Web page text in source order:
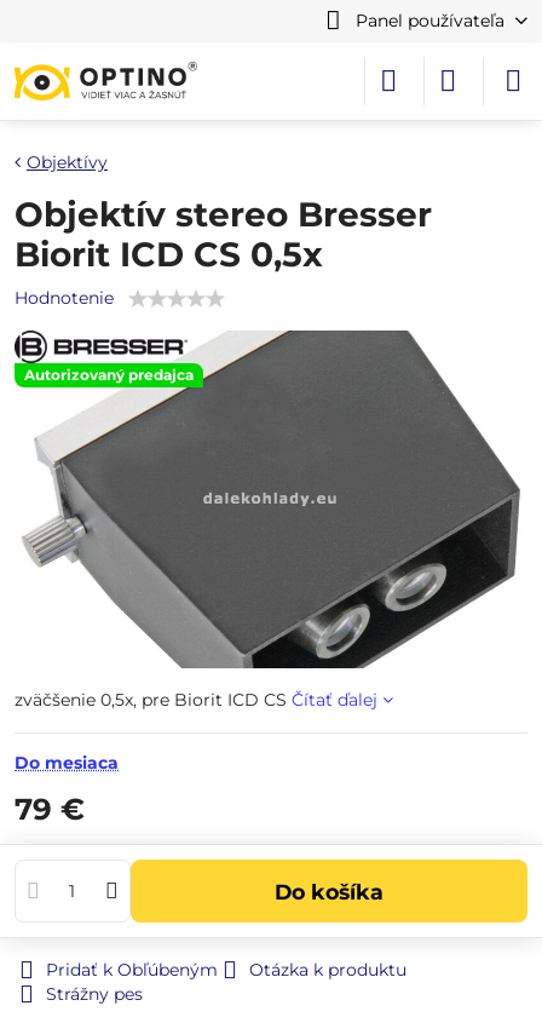
Panel používateľa
Autorizovaný predajca
Objektívy
Objektív stereo Bresser
Biorit ICD CS 0,5x
Hodnotenie
zväčšenie 0,5x, pre Biorit ICD CS Čítať ďalej
Do mesiaca
79 €
Do košíka
Pridať k Obľúbeným
Otázka k produktu
Strážny pes